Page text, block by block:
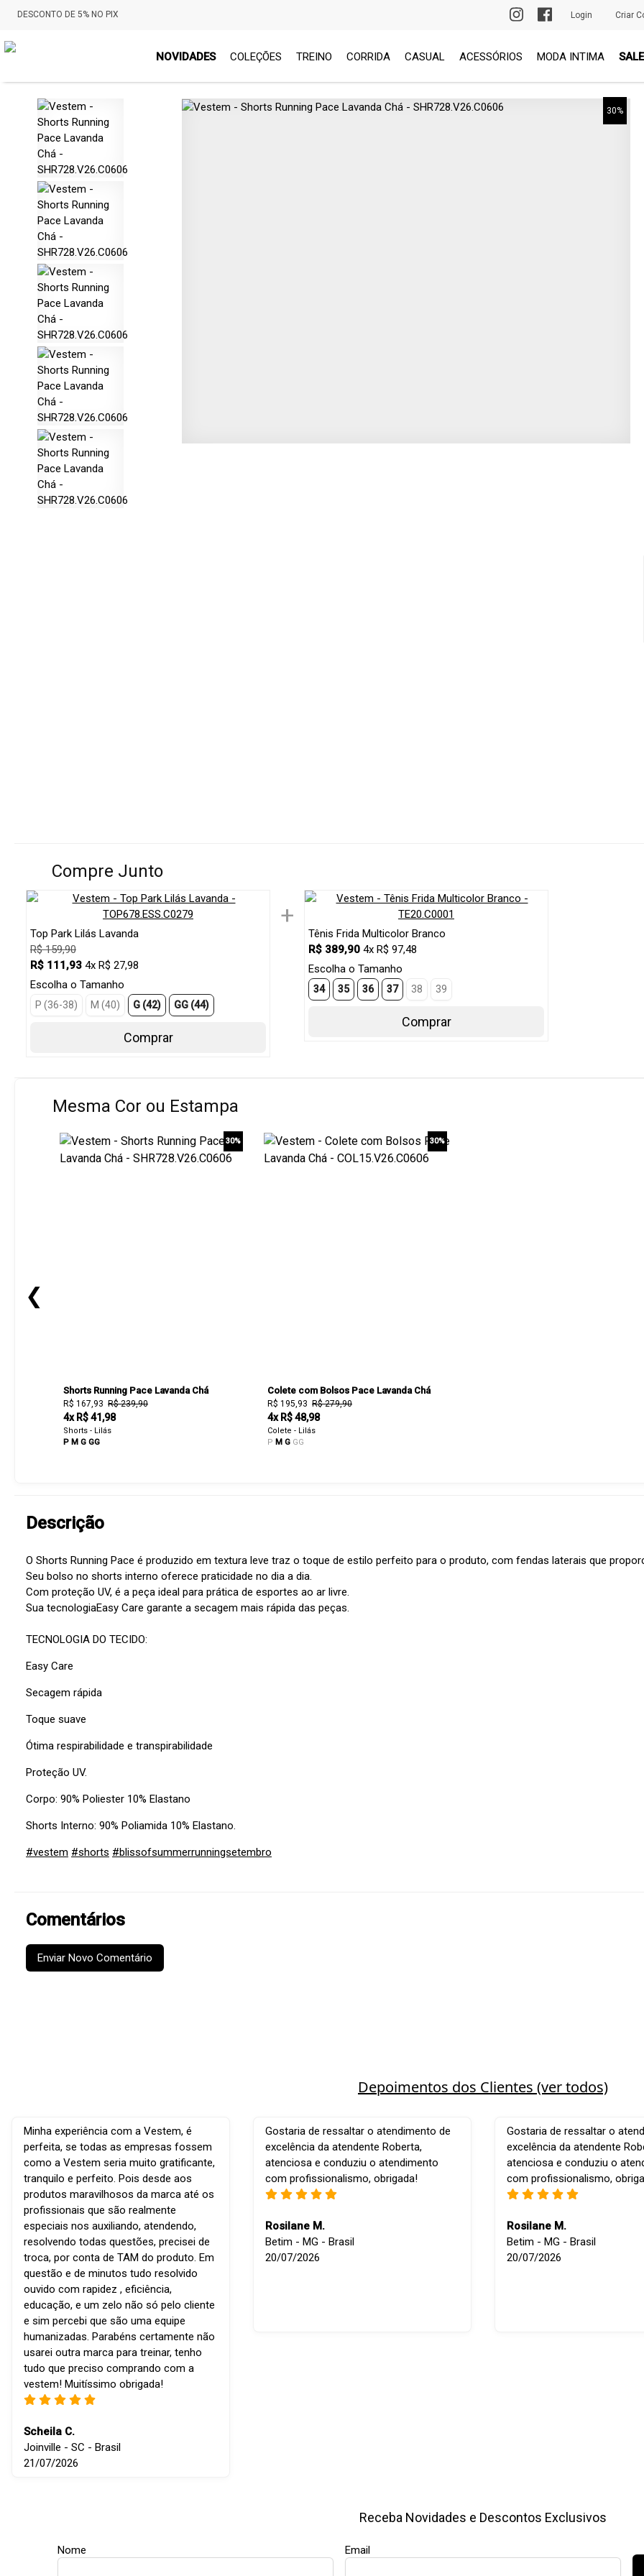
DESCONTO DE 5% NO PIX PRIMEIRA TROCA GRÁTIS Criar
Login
NOVIDADES COLEÇÕES TREINO CORRIDA CASUAL ACESSÓRIOS MODA INTIMA SALE
30%
Compre Junto
Top Park Lilás Lavanda
R$ 159,90
R$ 111,93 4x R$ 27,98
Escolha o Tamanho
P (36-38) M (40) G (42) GG (44)
Comprar
+
Tênis Frida Multicolor Branco
R$ 389,90 4x R$ 97,48
Escolha o Tamanho
34 35 36 37 38 39
Comprar
Mesma Cor ou Estampa
❮
30%
Shorts Running Pace Lavanda Chá
R$ 167,93 R$ 239,90
4x R$ 41,98
Shorts - Lilás
P M G GG
30%
Colete com Bolsos Pace Lavanda Chá
R$ 195,93 R$ 279,90
4x R$ 48,98
Colete - Lilás
P M G GG
Descrição
O Shorts Running Pace é produzido em textura leve traz o toque de estilo perfeito para o produto, com fendas laterais que
Seu bolso no shorts interno oferece praticidade no dia a dia.
Com proteção UV, é a peça ideal para prática de esportes ao ar livre.
Sua tecnologiaEasy Care garante a secagem mais rápida das peças.
TECNOLOGIA DO TECIDO:
Easy Care
Secagem rápida
Toque suave
Ótima respirabilidade e transpirabilidade
Proteção UV.
Corpo: 90% Poliester 10% Elastano
Shorts Interno: 90% Poliamida 10% Elastano.
#vestem #shorts #blissofsummerrunningsetembro
Comentários
Enviar Novo Comentário
Depoimentos dos Clientes (ver todos)
Minha experiência com a Vestem, é
perfeita, se todas as empresas fossem
como a Vestem seria muito gratificante,
tranquilo e perfeito. Pois desde aos
produtos maravilhosos da marca até os
profissionais que são realmente
especiais nos auxiliando, atendendo,
resolvendo todas questões, precisei de
troca, por conta de TAM do produto. Em
questão e de minutos tudo resolvido
ouvido com rapidez , eficiência,
educação, e um zelo não só pelo cliente
e sim percebi que são uma equipe
humanizadas. Parabéns certamente não
usarei outra marca para treinar, tenho
tudo que preciso comprando com a
vestem! Muitíssimo obrigada!
Scheila C.
Joinville - SC - Brasil
21/07/2026
Gostaria de ressaltar o atendimento de
excelência da atendente Roberta,
atenciosa e conduziu o atendimento
com profissionalismo, obrigada!
Rosilane M.
Betim - MG - Brasil
20/07/2026
Gostaria de ressaltar o
excelência da atendente
atenciosa e conduziu o
com profissionalismo,
Rosilane M.
Betim - MG - Brasil
20/07/2026
Receba Novidades e Descontos Exclusivos
Nome Email